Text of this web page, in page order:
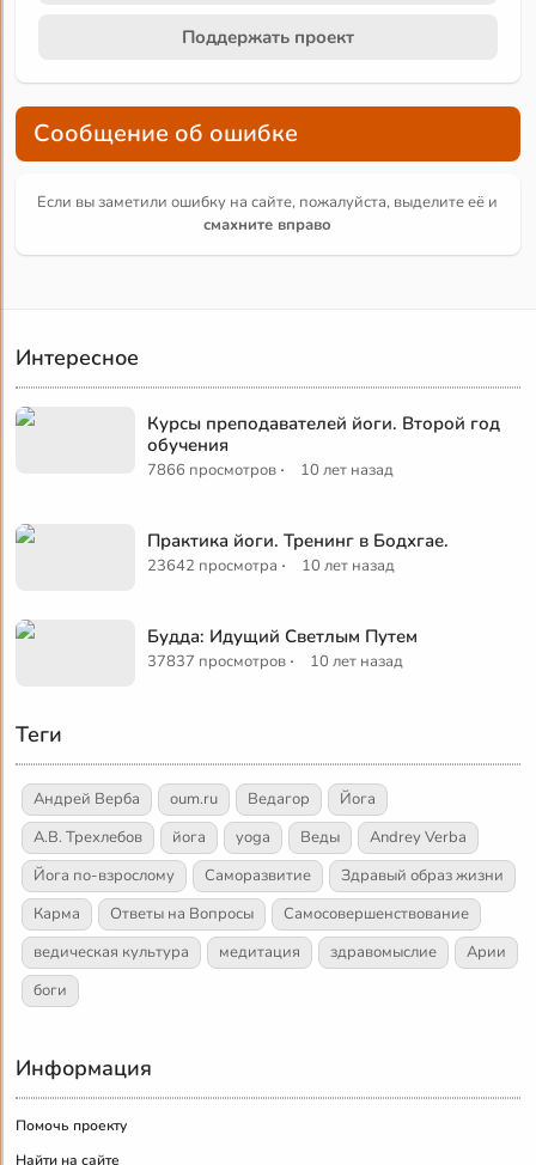
Поддержать проект
Сообщение об ошибке
Если вы заметили ошибку на сайте, пожалуйста, выделите её и
смахните вправо
Интересное
Курсы преподавателей йоги. Второй год
обучения
7866 просмотров · 10 лет назад
Практика йоги. Тренинг в Бодхгае.
23642 просмотра · 10 лет назад
Будда: Идущий Светлым Путем
37837 просмотров · 10 лет назад
Теги
Андрей Верба oum.ru Ведагор
Йога
А.В. Трехлебов
йога yoga Веды
Andrey Verba
Йога по-взрослому
Саморазвитие
Здравый образ жизни
Карма
Ответы на Вопросы
Самосовершенствование
ведическая культура
медитация здравомыслие
Арии
боги
Информация
Помочь проекту
Найти на сайте